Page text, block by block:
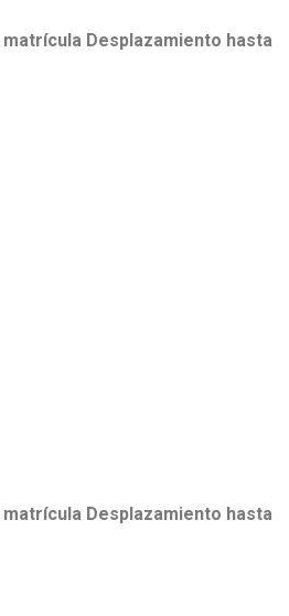
Desplazamiento hasta
Desplazamiento hasta